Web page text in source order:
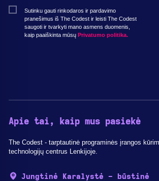
Sutinku gauti rinkodaros ir pardavimo
pranešimus iš The Codest ir leisti The Codest
saugoti ir tvarkyti mano asmens duomenis,
kaip paaiškinta mūsų Privatumo politika.
Apie tai, kaip mus pasiekė
The Codest - tarptautinė programinės įrangos
technologijų centrus Lenkijoje.
Jungtinė Karalystė - būstinė